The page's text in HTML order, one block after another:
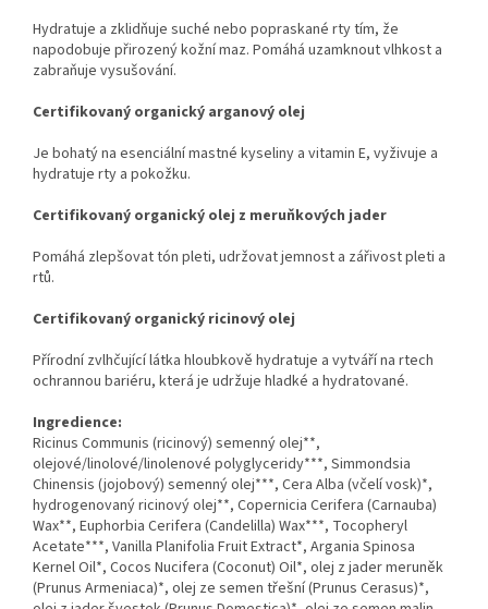
Hydratuje a zklidňuje suché nebo popraskané rty tím, že
napodobuje přirozený kožní maz. Pomáhá uzamknout vlhkost a
zabraňuje vysušování.
Certifikovaný organický arganový olej
Je bohatý na esenciální mastné kyseliny a vitamin E, vyživuje a
hydratuje rty a pokožku.
Certifikovaný organický olej z meruňkových jader
Pomáhá zlepšovat tón pleti, udržovat jemnost a zářivost pleti a
rtů.
Certifikovaný organický ricinový olej
Přírodní zvlhčující látka hloubkově hydratuje a vytváří na rtech
ochrannou bariéru, která je udržuje hladké a hydratované.
Ingredience:
Ricinus Communis (ricinový) semenný olej**,
olejové/linolové/linolenové polyglyceridy***, Simmondsia
Chinensis (jojobový) semenný olej***, Cera Alba (včelí vosk)*,
hydrogenovaný ricinový olej**, Copernicia Cerifera (Carnauba)
Wax**, Euphorbia Cerifera (Candelilla) Wax***, Tocopheryl
Acetate***, Vanilla Planifolia Fruit Extract*, Argania Spinosa
Kernel Oil*, Cocos Nucifera (Coconut) Oil*, olej z jader meruněk
(Prunus Armeniaca)*, olej ze semen třešní (Prunus Cerasus)*,